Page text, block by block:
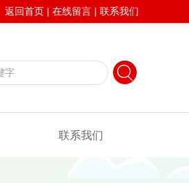
返回首页 | 在线留言 | 联系我们
联系我们